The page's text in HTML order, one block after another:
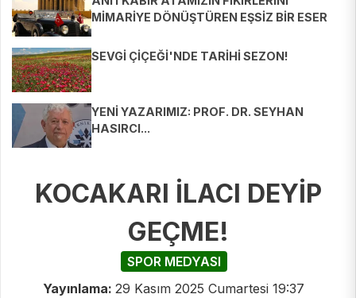
MİMARİYE DÖNÜŞTÜREN EŞSİZ BİR ESER
SEVGİ ÇİÇEĞİ'NDE TARİHİ SEZON!
YENİ YAZARIMIZ: PROF. DR. SEYHAN
HASIRCI...
KOCAKARI İLACI DEYİP
GEÇME!
SPOR MEDYASI
Yayınlama: 29 Kasım 2025 Cumartesi 19:37